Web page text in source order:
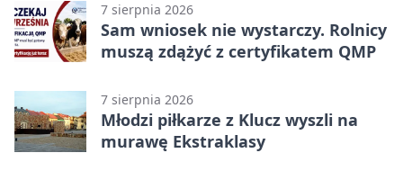
7 sierpnia 2026
Sam wniosek nie wystarczy. Rolnicy
muszą zdążyć z certyfikatem QMP
7 sierpnia 2026
Młodzi piłkarze z Klucz wyszli na
murawę Ekstraklasy